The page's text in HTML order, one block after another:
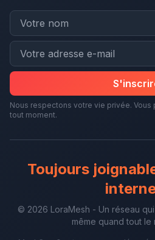
Nous respectons votre vie privée.
tout moment.
Toujours
© 2026 LoraMesh - Un réseau
même quand tout le